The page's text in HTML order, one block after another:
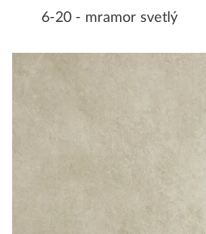
6-20 - mramor svetlý